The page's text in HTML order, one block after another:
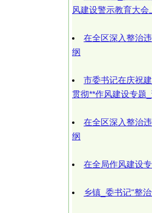
风建设警示教育大会
在全区深入整治
纲
市委书记在庆祝
贯彻**作风建设专题
在全区深入整治
纲
在全局作风建设
乡镇_委书记“整